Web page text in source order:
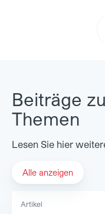
Beiträge
Themen
Lesen Sie hier
Alle anzeigen
Artikel